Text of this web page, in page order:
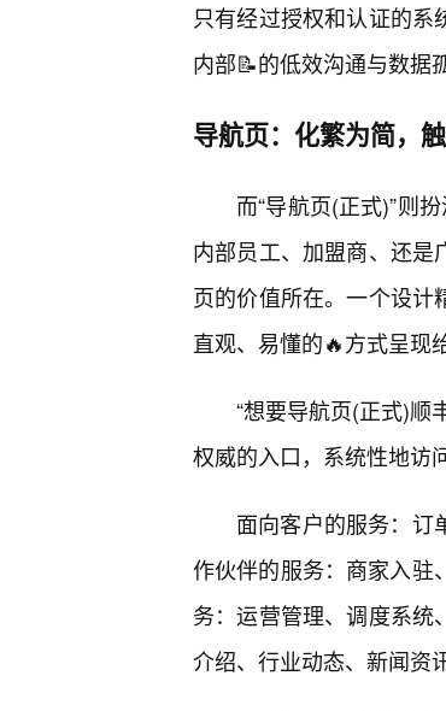
只有经过授权和认证的
内部📝的低效沟通与数据
导航页：化繁为简，
而“导航页(正式)”则
内部员工、加盟商、还是
页的价值所在。一个设计
直观、易懂的🔥方式呈现
“想要导航页(正式)顺
权威的入口，系统性地访
面向客户的服务：订
作伙伴的服务：商家入驻
务：运营管理、调度系统
介绍、行业动态、新闻资